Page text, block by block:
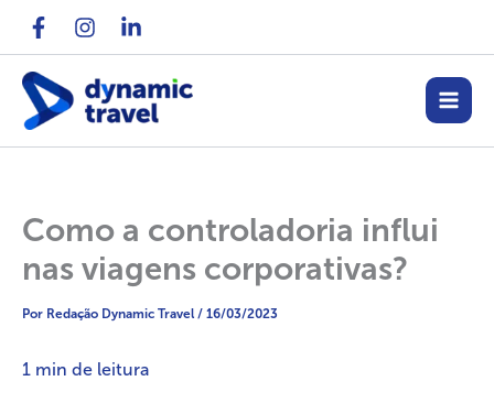
conteúdo
Como a controladoria influi
nas viagens corporativas?
Por Redação Dynamic Travel / 16/03/2023
1 min de leitura